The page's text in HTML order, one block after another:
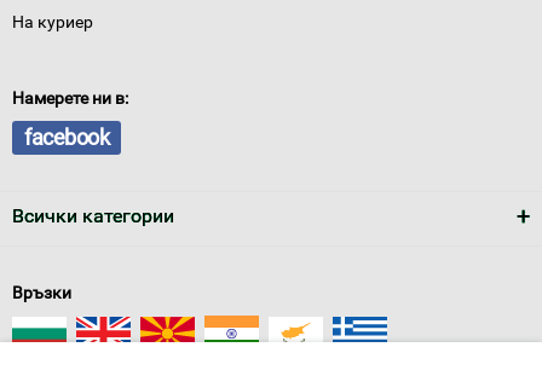
На куриер
Намерете ни в:
facebook
Всички категории
Връзки